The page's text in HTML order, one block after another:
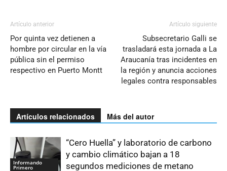
Artículo anterior
Por quinta vez detienen a
hombre por circular en la vía
pública sin el permiso
respectivo en Puerto Montt
Artículo siguiente
Subsecretario Galli se
trasladará esta jornada a La
Araucanía tras incidentes en
la región y anuncia acciones
legales contra responsables
Artículos relacionados Más del autor
Informando
Primero
“Cero Huella” y laboratorio de carbono
y cambio climático bajan a 18
segundos mediciones de metano